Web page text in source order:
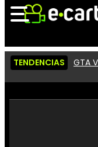
Vídeos
TENDENCIAS GTA